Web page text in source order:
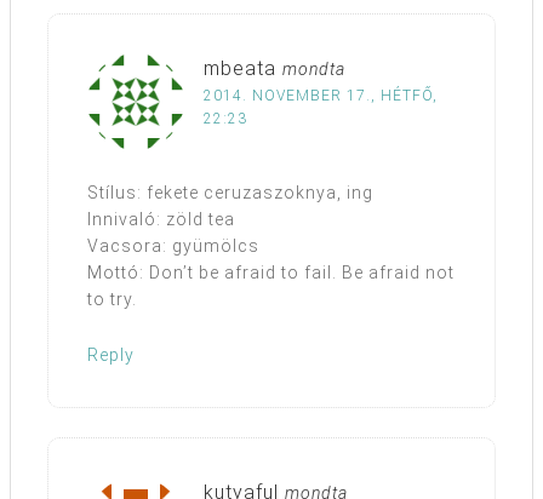
mbeata mondta
2014. NOVEMBER 17., HÉTFŐ,
22:23
Stílus: fekete ceruzaszoknya, ing
Innivaló: zöld tea
Vacsora: gyümölcs
Mottó: Don’t be afraid to fail. Be afraid not
to try.
Reply
kutyaful mondta